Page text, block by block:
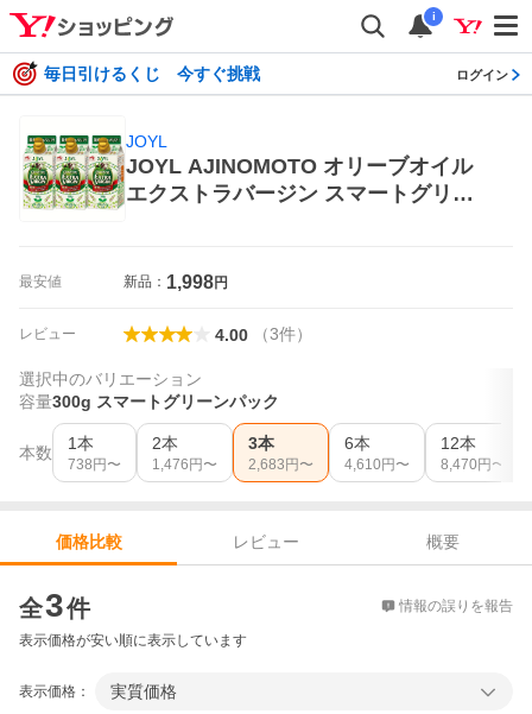
i
毎日引けるくじ 今すぐ挑戦 ログイン
JOYL
JOYL AJINOMOTO オリーブオイル
エクストラバージン スマートグリー
最安値 新品： 1,998円
レビュー 4.00 （3件）
選択中のバリエーション
容量300g スマートグリーンパック
本数 1本
738 円〜
2本
1,476 円〜
3本
2,683 円〜
6本
4,610 円〜
12本
8,470 円〜
価格比較 レビュー
概要
全3件 情報の誤りを報告
表示価格が安い順に表示しています
表示価格： 実質価格